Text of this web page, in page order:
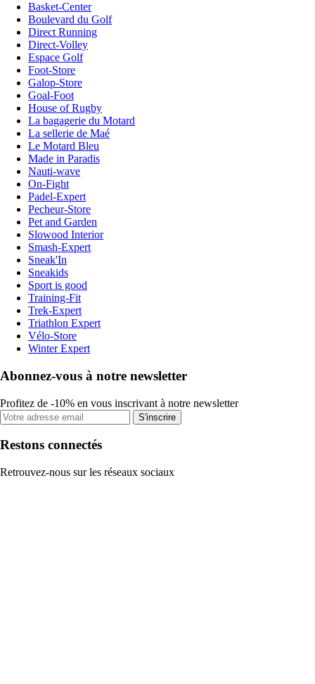
Basket-Center
Boulevard du Golf
Direct Running
Direct-Volley
Espace Golf
Foot-Store
Galop-Store
Goal-Foot
House of Rugby
La bagagerie du Motard
La sellerie de Maé
Le Motard Bleu
Made in Paradis
Nauti-wave
On-Fight
Padel-Expert
Pecheur-Store
Pet and Garden
Slowood Interior
Smash-Expert
Sneak'In
Sneakids
Sport is good
Training-Fit
Trek-Expert
Triathlon Expert
Vélo-Store
Winter Expert
Abonnez-vous à notre newsletter
Profitez de -10% en vous inscrivant à notre newsletter
S'inscrire
Restons connectés
Retrouvez-nous sur les réseaux sociaux